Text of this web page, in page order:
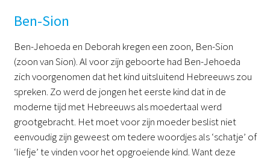
Ben-Sion
Ben-Jehoeda en Deborah kregen een zoon, Ben-Sion
(zoon van Sion). Al voor zijn geboorte had Ben-Jehoeda
zich voorgenomen dat het kind uitsluitend Hebreeuws zou
spreken. Zo werd de jongen het eerste kind dat in de
moderne tijd met Hebreeuws als moedertaal werd
grootgebracht. Het moet voor zijn moeder beslist niet
eenvoudig zijn geweest om tedere woordjes als ‘schatje’ of
‘liefje’ te vinden voor het opgroeiende kind. Want deze